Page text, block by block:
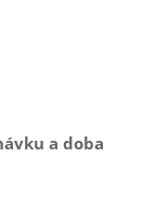
a doba